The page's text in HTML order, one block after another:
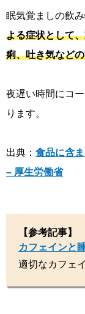
眠気覚ましの飲
よる症状として
痢、吐き気など
夜遅い時間にコ
ります。
出典： 食品に含
– 厚生労働省
【参考記事】
カフェインと
適切なカフェ